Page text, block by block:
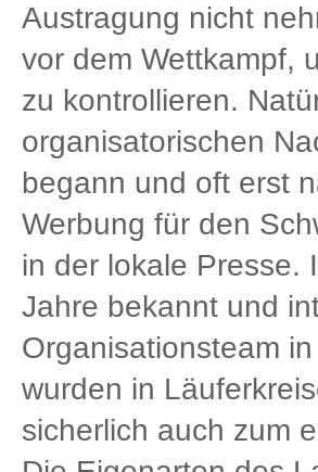
Austragung nicht
vor dem Wettkampf,
zu kontrollieren.
organisatorischen
begann und oft erst
Werbung für den
in der lokale Presse.
Jahre bekannt und
Organisationsteam
wurden in
sicherlich auch zum